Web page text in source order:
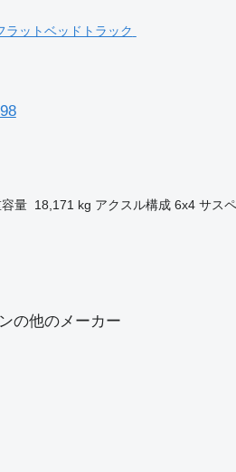
量 18,171 kg アクスル構成 6x4 サス
の他のメーカー